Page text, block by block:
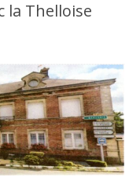
la Thelloise